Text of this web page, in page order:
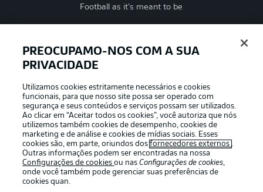
Football as it’s meant to be
APLICATIVO DA BUNDESLIGA
Oferecido por
PREOCUPAMO-NOS COM A SUA
PRIVACIDADE
Utilizamos cookies estritamente necessários e cookies
funcionais, para que nosso site possa ser operado com
segurança e seus conteúdos e serviços possam ser utilizados.
Ao clicar em “Aceitar todos os cookies”, você autoriza que nós
utilizemos também cookies de desempenho, cookies de
marketing e de análise e cookies de mídias sociais. Esses
cookies são, em parte, oriundos dosfornecedores externos .
Outras informações podem ser encontradas na nossa
Configurações de cookiesou nasConfigurações de cookies,
onde você também pode gerenciar suas preferências de
cookies quan.